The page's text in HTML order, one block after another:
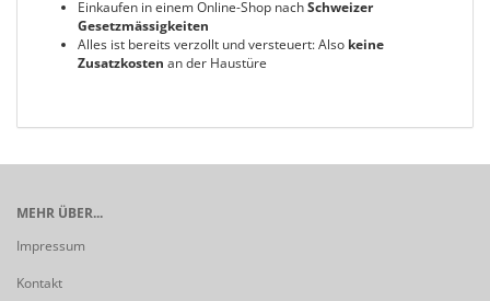
Einkaufen in einem Online-Shop nachSchweizer
Gesetzmässigkeiten
Alles ist bereits verzollt und versteuert: Also keine
Zusatzkosten an der Haustüre
MEHR ÜBER...
Impressum
Kontakt